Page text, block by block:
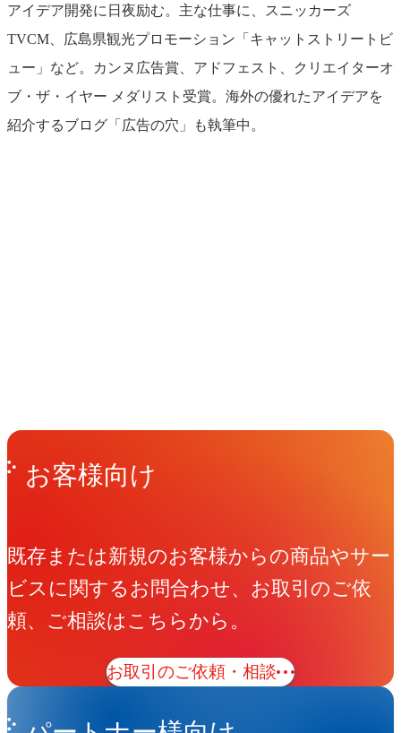
アイデア開発に日夜励む。主な仕事に、スニッカーズ
TVCM、広島県観光プロモーション「キャットストリートビ
ュー」など。カンヌ広告賞、アドフェスト、クリエイターオ
ブ・ザ・イヤー メダリスト受賞。海外の優れたアイデアを
紹介するブログ「広告の穴」も執筆中。
Get in Touchお問い合わせ
お客様向け
既存または新規のお客様からの商品やサー
ビスに関するお問合わせ、お取引のご依
頼、ご相談はこちらから。
お取引のご依頼・相談